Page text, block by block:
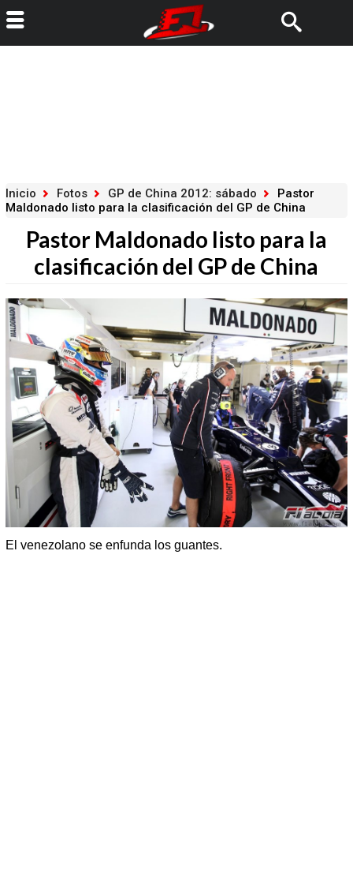
Inicio Fotos GP de China 2012: sábado
Pastor
Maldonado listo para la clasificación del GP de China
Pastor Maldonado listo para la
clasificación del GP de China
El venezolano se enfunda los guantes.